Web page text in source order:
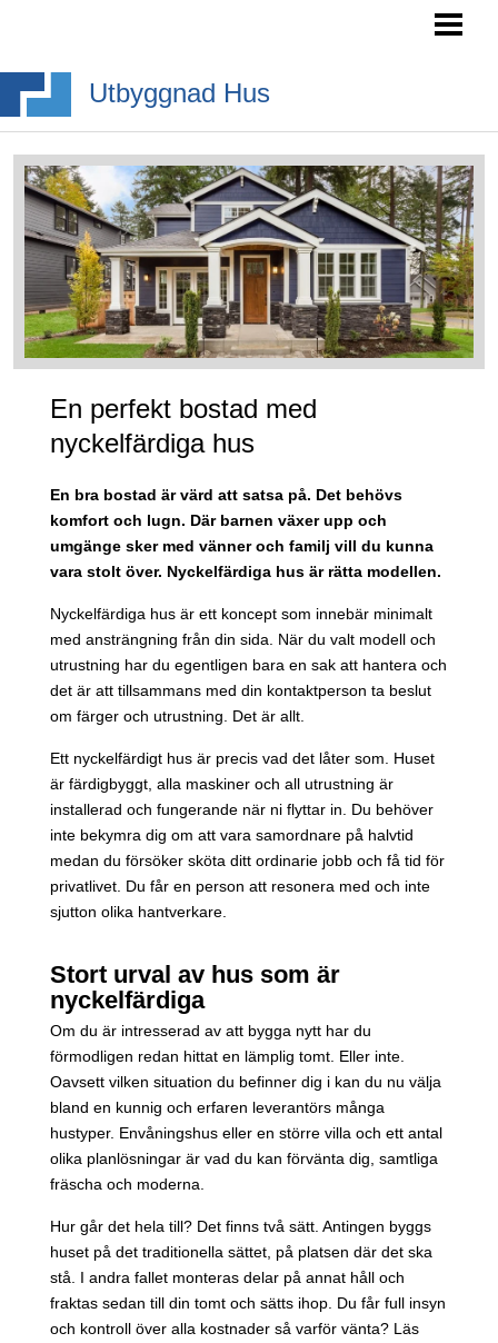
SÖKA BYGGLOV
BYGGA BURSPRÅK
BYGGA TAKKUPA
BYGGA ALTANTRAPPA
BLOGG
Utbyggnad Hus
En perfekt bostad med
nyckelfärdiga hus
En bra bostad är värd att satsa på. Det behövs
komfort och lugn. Där barnen växer upp och
umgänge sker med vänner och familj vill du kunna
vara stolt över. Nyckelfärdiga hus är rätta modellen.
Nyckelfärdiga hus är ett koncept som innebär minimalt
med ansträngning från din sida. När du valt modell och
utrustning har du egentligen bara en sak att hantera och
det är att tillsammans med din kontaktperson ta beslut
om färger och utrustning. Det är allt.
Ett nyckelfärdigt hus är precis vad det låter som. Huset
är färdigbyggt, alla maskiner och all utrustning är
installerad och fungerande när ni flyttar in. Du behöver
inte bekymra dig om att vara samordnare på halvtid
medan du försöker sköta ditt ordinarie jobb och få tid för
privatlivet. Du får en person att resonera med och inte
sjutton olika hantverkare.
Stort urval av hus som är
nyckelfärdiga
Om du är intresserad av att bygga nytt har du
förmodligen redan hittat en lämplig tomt. Eller inte.
Oavsett vilken situation du befinner dig i kan du nu välja
bland en kunnig och erfaren leverantörs många
hustyper. Envåningshus eller en större villa och ett antal
olika planlösningar är vad du kan förvänta dig, samtliga
fräscha och moderna.
Hur går det hela till? Det finns två sätt. Antingen byggs
huset på det traditionella sättet, på platsen där det ska
stå. I andra fallet monteras delar på annat håll och
fraktas sedan till din tomt och sätts ihop. Du får full insyn
och kontroll över alla kostnader så varför vänta? Läs